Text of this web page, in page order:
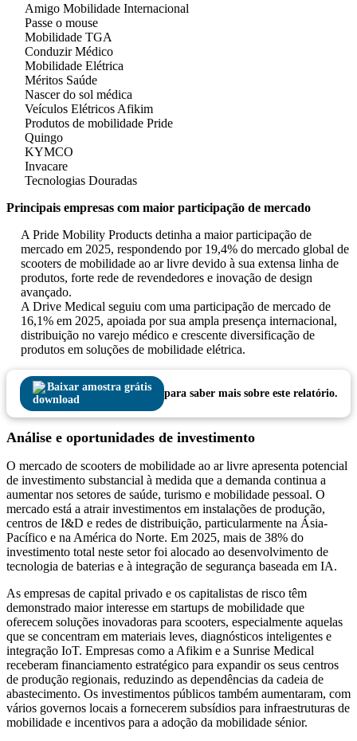
Amigo Mobilidade Internacional
Passe o mouse
Mobilidade TGA
Conduzir Médico
Mobilidade Elétrica
Méritos Saúde
Nascer do sol médica
Veículos Elétricos Afikim
Produtos de mobilidade Pride
Quingo
KYMCO
Invacare
Tecnologias Douradas
Principais empresas com maior participação de mercado
A Pride Mobility Products detinha a maior participação de
mercado em 2025, respondendo por 19,4% do mercado global de
scooters de mobilidade ao ar livre devido à sua extensa linha de
produtos, forte rede de revendedores e inovação de design
avançado.
A Drive Medical seguiu com uma participação de mercado de
16,1% em 2025, apoiada por sua ampla presença internacional,
distribuição no varejo médico e crescente diversificação de
produtos em soluções de mobilidade elétrica.
Baixar amostra grátis
para saber mais sobre este relatório.
Análise e oportunidades de investimento
O mercado de scooters de mobilidade ao ar livre apresenta potencial
de investimento substancial à medida que a demanda continua a
aumentar nos setores de saúde, turismo e mobilidade pessoal. O
mercado está a atrair investimentos em instalações de produção,
centros de I&D e redes de distribuição, particularmente na Ásia-
Pacífico e na América do Norte. Em 2025, mais de 38% do
investimento total neste setor foi alocado ao desenvolvimento de
tecnologia de baterias e à integração de segurança baseada em IA.
As empresas de capital privado e os capitalistas de risco têm
demonstrado maior interesse em startups de mobilidade que
oferecem soluções inovadoras para scooters, especialmente aquelas
que se concentram em materiais leves, diagnósticos inteligentes e
integração IoT. Empresas como a Afikim e a Sunrise Medical
receberam financiamento estratégico para expandir os seus centros
de produção regionais, reduzindo as dependências da cadeia de
abastecimento. Os investimentos públicos também aumentaram, com
vários governos locais a fornecerem subsídios para infraestruturas de
mobilidade e incentivos para a adoção da mobilidade sénior.